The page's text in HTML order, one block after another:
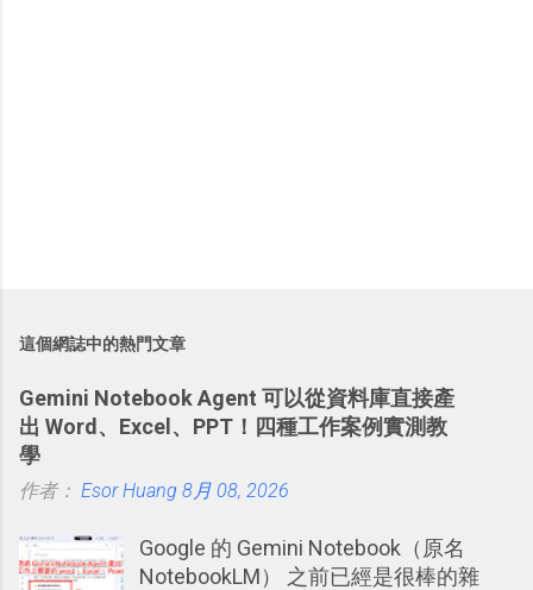
這個網誌中的熱門文章
Gemini Notebook Agent 可以從資料庫直接產
出 Word、Excel、PPT！四種工作案例實測教
學
作者： Esor Huang 8月 08, 2026
Google 的 Gemini Notebook（原名
NotebookLM） 之前已經是很棒的雜